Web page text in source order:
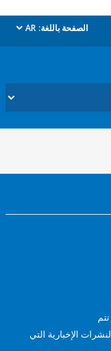
باللغة: AR
dropdown
التي